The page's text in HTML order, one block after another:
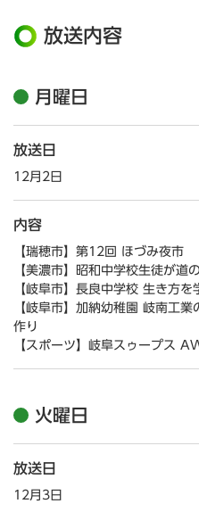
放送内容
月曜日
放送日
12月2日
内容
【瑞穂市】第12回 ほづみ夜市
【美濃市】昭和中学校生徒が道
【岐阜市】長良中学校 生き方を
【岐阜市】加納幼稚園 岐南工
作り
【スポーツ】岐阜スゥープス
火曜日
放送日
12月3日